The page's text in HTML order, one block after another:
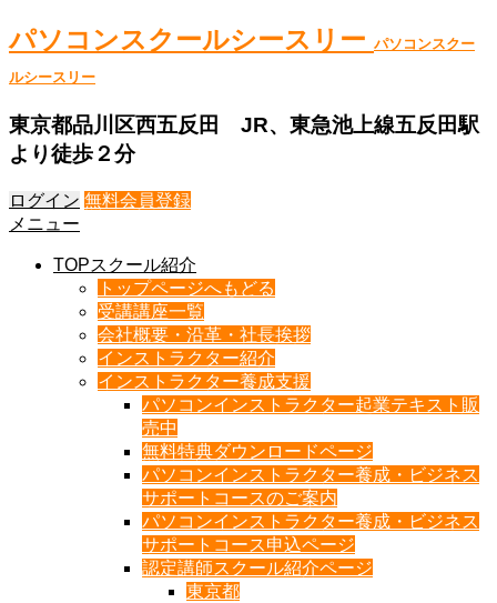
パソコンスクールシースリー パソコンスクー
ルシースリー
東京都品川区西五反田 JR、東急池上線五反田駅
より徒歩２分
ログイン 無料会員登録
メニュー
TOPスクール紹介
トップページへもどる
受講講座一覧
会社概要・沿革・社長挨拶
インストラクター紹介
インストラクター養成支援
パソコンインストラクター起業テキスト販
売中
無料特典ダウンロードページ
パソコンインストラクター養成・ビジネス
サポートコースのご案内
パソコンインストラクター養成・ビジネス
サポートコース申込ページ
認定講師スクール紹介ページ
東京都